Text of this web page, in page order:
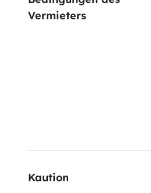
Vermieters
Kaution